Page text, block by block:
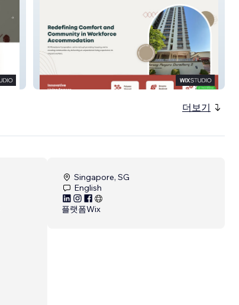
더보기
Singapore, SG
English
플랫폼Wix